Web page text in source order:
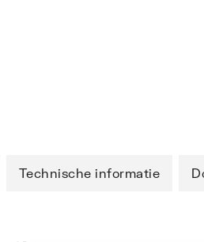
Technische informatie